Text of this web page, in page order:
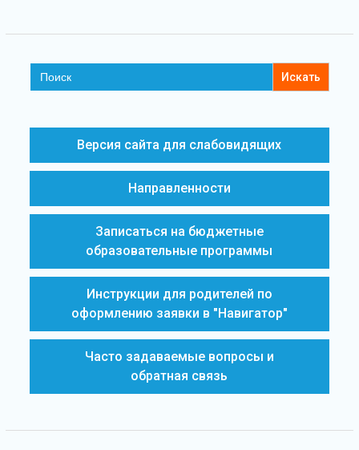
Search
for:
Версия сайта для слабовидящих
Направленности
Записаться на бюджетные
образовательные программы
Инструкции для родителей по
оформлению заявки в "Навигатор"
Часто задаваемые вопросы и
обратная связь